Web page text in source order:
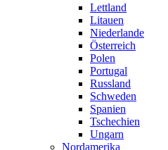
Lettland
Litauen
Niederlande
Österreich
Polen
Portugal
Russland
Schweden
Spanien
Tschechien
Ungarn
Nordamerika